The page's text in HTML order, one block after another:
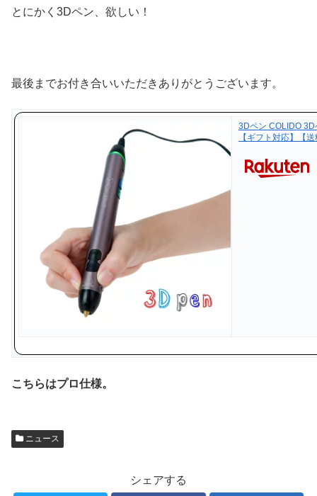
とにかく3Dペン、欲しい！
最後までお付き合いいただきありがとうございます。
3Dペン COLIDO
【ギフト対応】【
こちらはプロ仕様。
ニュース
シェアする